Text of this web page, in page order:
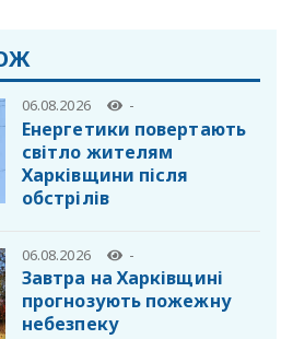
06.08.2026 -
Енергетики повертають
світло жителям
Харківщини після
обстрілів
06.08.2026 -
Завтра на Харківщині
прогнозують пожежну
небезпеку